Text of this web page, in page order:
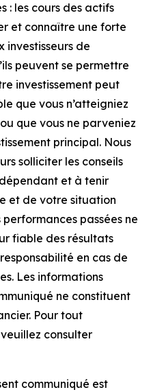
: les cours des actifs
et connaître une forte
investisseurs de
peuvent se permettre
investissement peut
que vous n’atteigniez
que vous ne parveniez
principal. Nous
solliciter les conseils
et à tenir
et de votre situation
passées ne
fiable des résultats
en cas de
Les informations
ne constituent
Pour tout
consulter
communiqué est